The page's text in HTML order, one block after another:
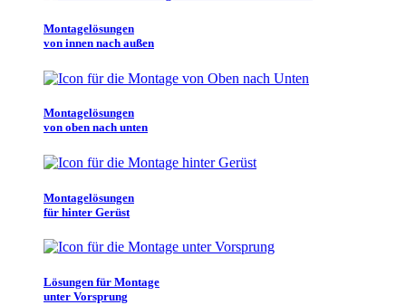
Montagelösungen
von innen nach außen
Montagelösungen
von oben nach unten
Montagelösungen
für hinter Gerüst
Lösungen für Montage
unter Vorsprung